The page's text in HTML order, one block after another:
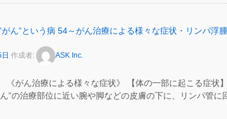
がん”という病 54～がん治療による様々な症状・リンパ浮
作成者: ASK Inc.
《がん治療による様々な症状》 【体の一部に起こる症状】
”の治療部位に近い腕や脚などの皮膚の下に、リンパ管に